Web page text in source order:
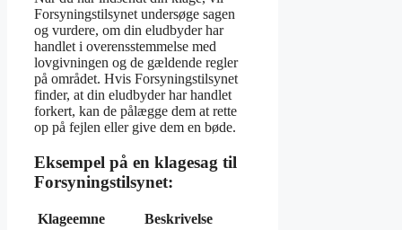
Forsyningstilsynet undersøge sagen
og vurdere, om din eludbyder har
handlet i overensstemmelse med
lovgivningen og de gældende regler
på området. Hvis Forsyningstilsynet
finder, at din eludbyder har handlet
forkert, kan de pålægge dem at rette
op på fejlen eller give dem en bøde.
Eksempel på en klagesag til
Forsyningstilsynet:
Klageemne Beskrivelse